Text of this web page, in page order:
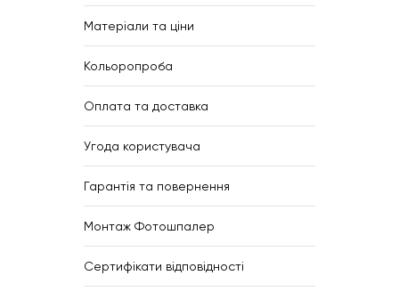
Матеріали та ціни
Кольоропроба
Оплата та доставка
Угода користувача
Гарантія та повернення
Монтаж Фотошпалер
Сертифікати відповідності